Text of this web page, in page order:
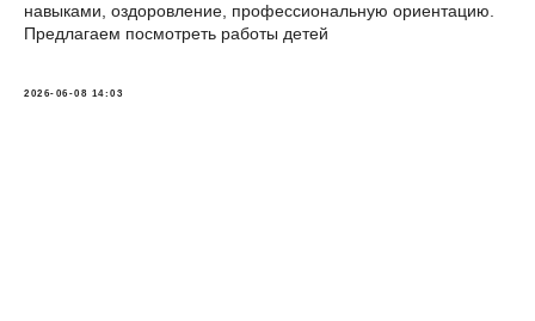
навыками, оздоровление, профессиональную ориентацию.
Предлагаем посмотреть работы детей
2026-06-08 14:03